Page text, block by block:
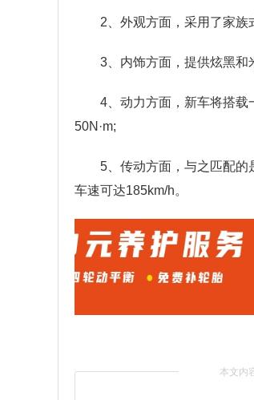
2、外观方面，采用了家
3、内饰方面，提供炫黑和
4、动力方面，新车将搭载
50N·m;
5、传动方面，与之匹配的
车速可达185km/h。
本文内